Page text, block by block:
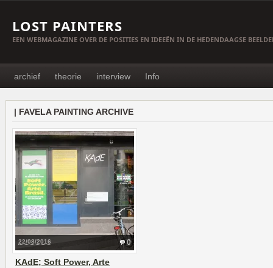
LOST PAINTERS
EEN WEBMAGAZINE OVER DE POSITIES EN IDEEËN IN DE HEDENDAAGSE
archief theorie interview Info
| FAVELA PAINTING ARCHIVE
0
22/08/2016
KAdE; Soft Power, Arte